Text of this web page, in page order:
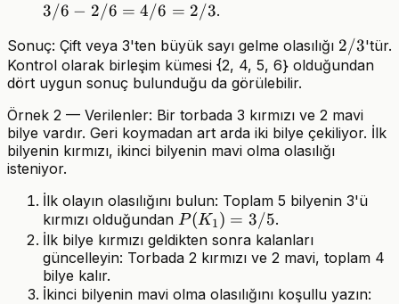
3/6 − 2/6 = 4/6 = 2/3.
Sonuç: Çift veya 3'ten büyük sayı gelme olasılığı 2/3
2/3'tür.
Kontrol olarak birleşim kümesi {2, 4, 5, 6} olduğundan
dört uygun sonuç bulunduğu da görülebilir.
Örnek 2 — Verilenler: Bir torbada 3 kırmızı ve 2 mavi
bilye vardır. Geri koymadan art arda iki bilye çekiliyor. İlk
bilyenin kırmızı, ikinci bilyenin mavi olma olasılığı
isteniyor.
İlk olayın olasılığını bulun: Toplam 5 bilyenin 3'ü
kırmızı olduğundan P(K_1)=3/5
P(K1) = 3/5.
İlk bilye kırmızı geldikten sonra kalanları
güncelleyin: Torbada 2 kırmızı ve 2 mavi, toplam 4
bilye kalır.
İkinci bilyenin mavi olma olasılığını koşullu yazın: